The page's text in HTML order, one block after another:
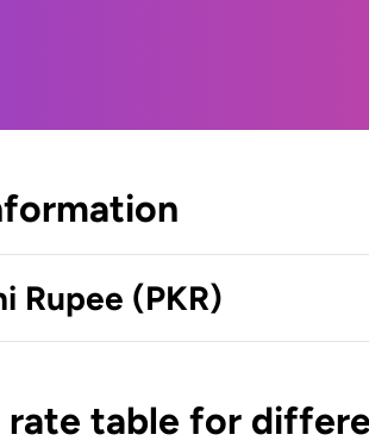
Rupee (PKR)
rate table for